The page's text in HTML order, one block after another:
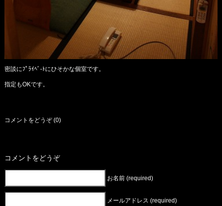
密談にﾌﾟﾗｲﾍﾞ-ﾄにひそかな個室です。
指定もOKです。
コメントをどうぞ (0)
コメントをどうぞ
お名前 (required)
メールアドレス (required)